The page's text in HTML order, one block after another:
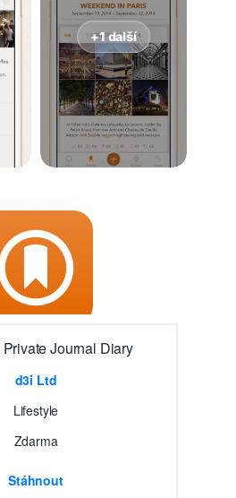
+1 další
Journal Diary
d3i Ltd
Lifestyle
Zdarma
Stáhnout